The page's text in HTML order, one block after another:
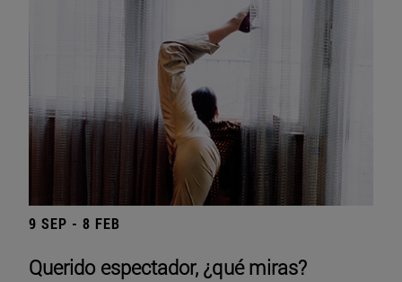
9 SEP - 8 FEB
Querido espectador, ¿qué miras?